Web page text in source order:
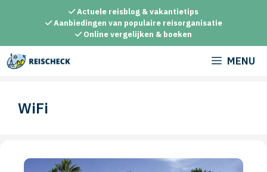
inhoud
Actuele reisblog & vakantietips
Aanbiedingen van populaire reisorganisatie
Online vergelijken & boeken
MENU
WiFi